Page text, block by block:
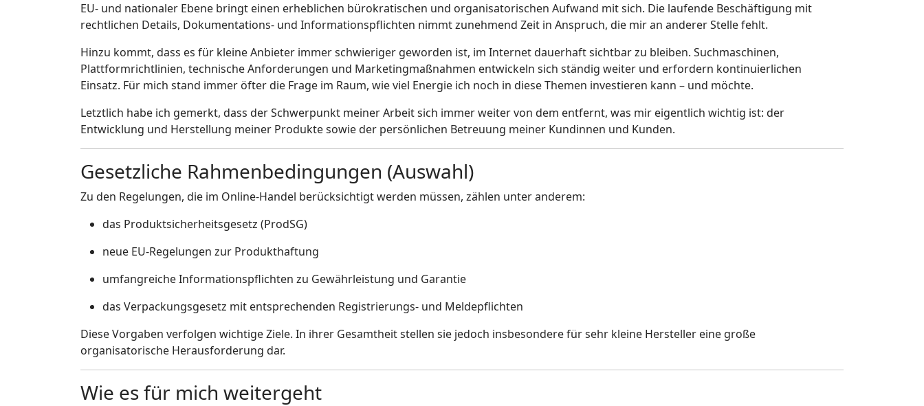
EU- und nationaler Ebene bringt einen erheblichen bürokratischen und organisatorischen Aufwand mit sich. Die laufende Beschäftigung mit
rechtlichen Details, Dokumentations- und Informationspflichten nimmt zunehmend Zeit in Anspruch, die mir an anderer Stelle fehlt.
Hinzu kommt, dass es für kleine Anbieter immer schwieriger geworden ist, im Internet dauerhaft sichtbar zu bleiben. Suchmaschinen,
Plattformrichtlinien, technische Anforderungen und Marketingmaßnahmen entwickeln sich ständig weiter und erfordern kontinuierlichen
Einsatz. Für mich stand immer öfter die Frage im Raum, wie viel Energie ich noch in diese Themen investieren kann – und möchte.
Letztlich habe ich gemerkt, dass der Schwerpunkt meiner Arbeit sich immer weiter von dem entfernt, was mir eigentlich wichtig ist: der
Entwicklung und Herstellung meiner Produkte sowie der persönlichen Betreuung meiner Kundinnen und Kunden.
Gesetzliche Rahmenbedingungen (Auswahl)
Zu den Regelungen, die im Online-Handel berücksichtigt werden müssen, zählen unter anderem:
das Produktsicherheitsgesetz (ProdSG)
neue EU-Regelungen zur Produkthaftung
umfangreiche Informationspflichten zu Gewährleistung und Garantie
das Verpackungsgesetz mit entsprechenden Registrierungs- und Meldepflichten
Diese Vorgaben verfolgen wichtige Ziele. In ihrer Gesamtheit stellen sie jedoch insbesondere für sehr kleine Hersteller eine große
organisatorische Herausforderung dar.
Wie es für mich weitergeht